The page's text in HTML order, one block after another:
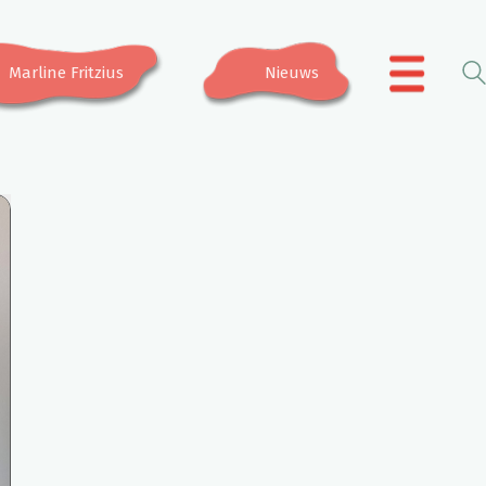
Marline Fritzius Nieuws .